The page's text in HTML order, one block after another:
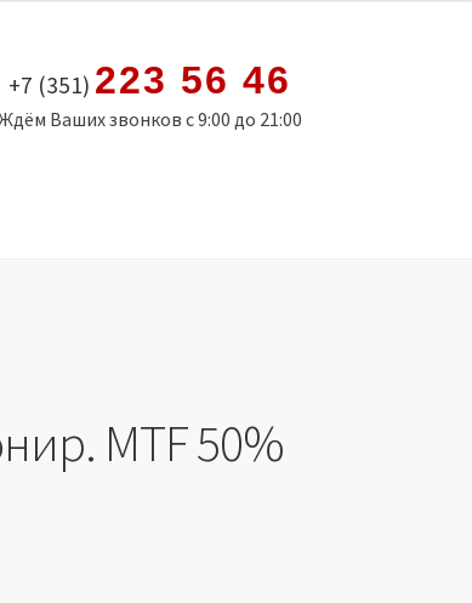
+7 (351) 223 56 46
Ваших звонков с 9:00 до 21:00
MTF 50%